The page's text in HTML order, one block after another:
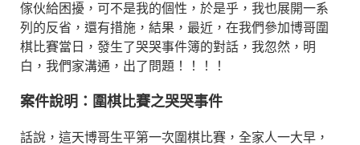
傢伙給困擾，可不是我的個性，於是乎，我也展開一系
列的反省，還有措施，結果，最近，在我們參加博哥圍
棋比賽當日，發生了哭哭事件簿的對話，我忽然，明
白，我們家溝通，出了問題！！！！
案件說明：圍棋比賽之哭哭事件
話說，這天博哥生平第一次圍棋比賽，全家人一大早，